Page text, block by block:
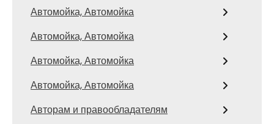
Автомойка, Автомойка
Автомойка, Автомойка
Автомойка, Автомойка
Автомойка, Автомойка
Авторам и правообладателям